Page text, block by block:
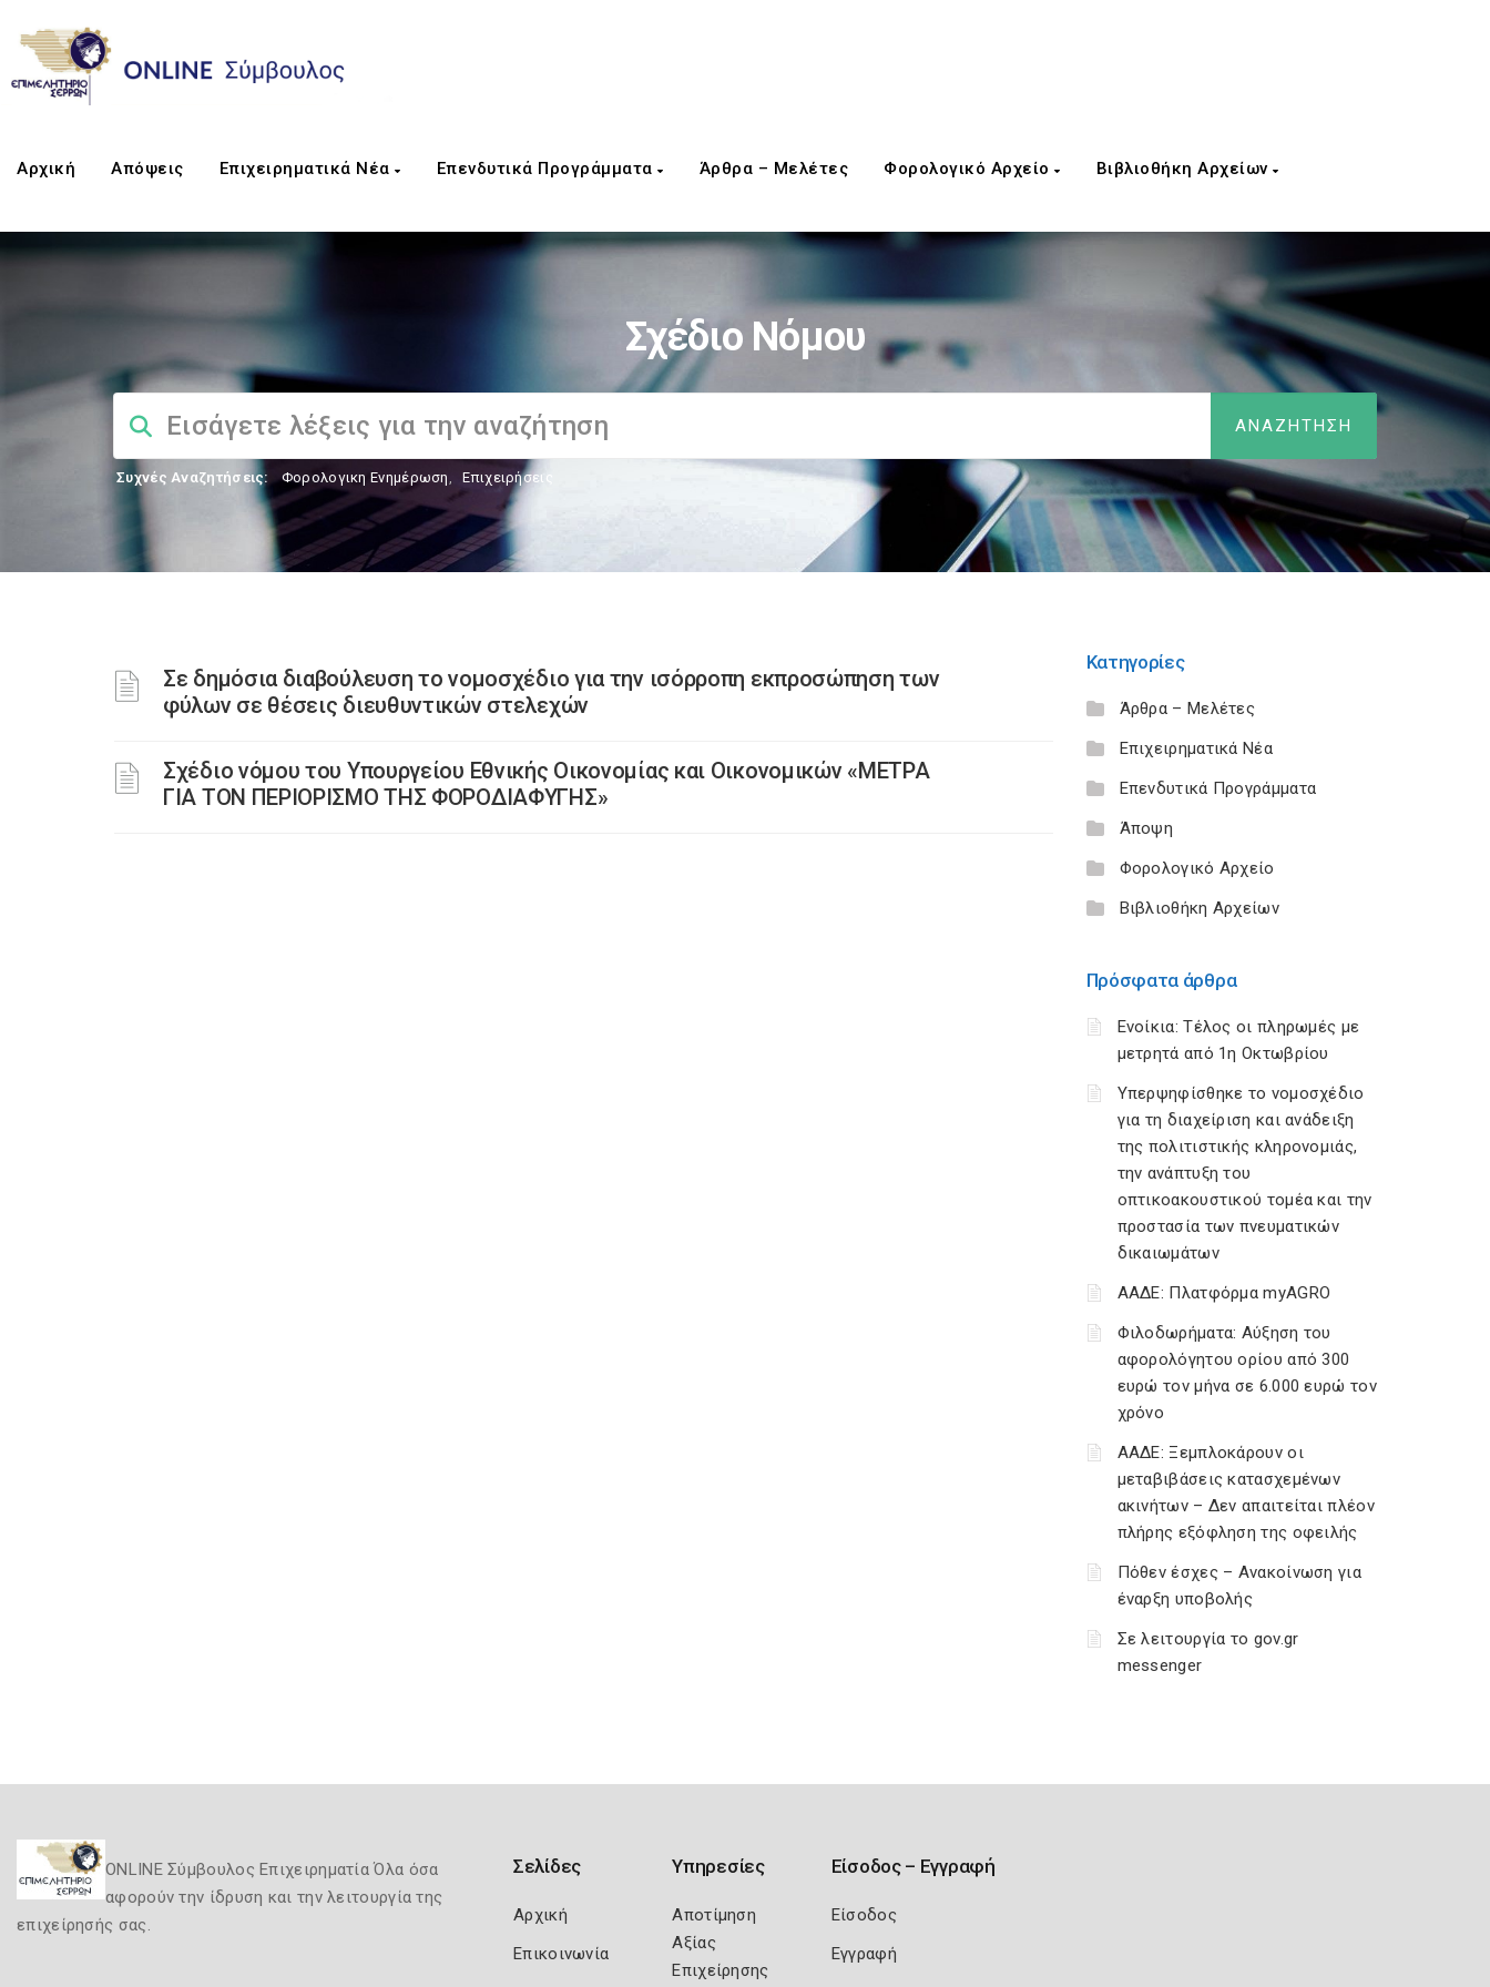
Αρχική Απόψεις Επιχειρηματικά Νέα Επενδυτικά Προγράμματα Άρθρα – Μελέτες Φορολογικό Αρχείο Βιβλιοθήκη Αρχείων
Σχέδιο Νόμου
Συχνές Αναζητήσεις: Φορολογικη Ενημέρωση, Επιχειρήσεις
Σε δημόσια διαβούλευση το νομοσχέδιο για την ισόρροπη εκπροσώπηση των
φύλων σε θέσεις διευθυντικών στελεχών
Σχέδιο νόμου του Υπουργείου Εθνικής Οικονομίας και Οικονομικών «ΜΕΤΡΑ
ΓΙΑ ΤΟΝ ΠΕΡΙΟΡΙΣΜΟ ΤΗΣ ΦΟΡΟΔΙΑΦΥΓΗΣ»
Κατηγορίες
Άρθρα – Μελέτες
Επιχειρηματικά Νέα
Επενδυτικά Προγράμματα
Άποψη
Φορολογικό Αρχείο
Βιβλιοθήκη Αρχείων
Πρόσφατα άρθρα
Ενοίκια: Τέλος οι πληρωμές με
μετρητά από 1η Οκτωβρίου
Υπερψηφίσθηκε το νομοσχέδιο
για τη διαχείριση και ανάδειξη
της πολιτιστικής κληρονομιάς,
την ανάπτυξη του
οπτικοακουστικού τομέα και την
προστασία των πνευματικών
δικαιωμάτων
ΑΑΔΕ: Πλατφόρμα myAGRO
Φιλοδωρήματα: Αύξηση του
αφορολόγητου ορίου από 300
ευρώ τον μήνα σε 6.000 ευρώ τον
χρόνο
ΑΑΔΕ: Ξεμπλοκάρουν οι
μεταβιβάσεις κατασχεμένων
ακινήτων – Δεν απαιτείται πλέον
πλήρης εξόφληση της οφειλής
Πόθεν έσχες – Ανακοίνωση για
έναρξη υποβολής
Σε λειτουργία το gov.gr
messenger
ONLINE Σύμβουλος Επιχειρηματία Όλα όσα
αφορούν την ίδρυση και την λειτουργία της
επιχείρησής σας.
Σελίδες
Αρχική
Επικοινωνία
Υπηρεσίες
Αποτίμηση
Αξίας
Επιχείρησης
Είσοδος – Εγγραφή
Είσοδος
Εγγραφή